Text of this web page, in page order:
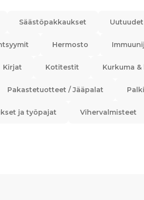
Säästöpakkaukset Uutuudet
Hermosto
Kirjat Kotitestit Kurkuma
Pakastetuotteet / Jääpalat
ja työpajat Vihervalmisteet